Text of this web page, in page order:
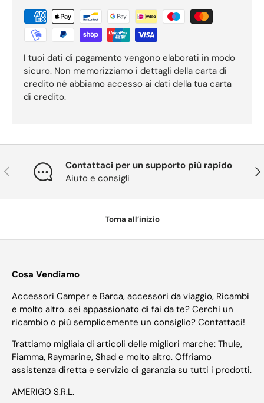
I tuoi dati di pagamento vengono elaborati in modo
sicuro. Non memorizziamo i dettagli della carta di
credito né abbiamo accesso ai dati della tua carta
di credito.
Indietro
Contattaci per un supporto più rapido
Aiuto e consigli
Torna all’inizio
Cosa Vendiamo
Accessori Camper e Barca, accessori da viaggio, Ricambi
e molto altro. sei appassionato di fai da te? Cerchi un
ricambio o più semplicemente un consiglio? Contattaci!
Trattiamo migliaia di articoli delle migliori marche: Thule,
Fiamma, Raymarine, Shad e molto altro. Offriamo
assistenza diretta e servizio di garanzia su tutti i prodotti.
AMERIGO S.R.L.